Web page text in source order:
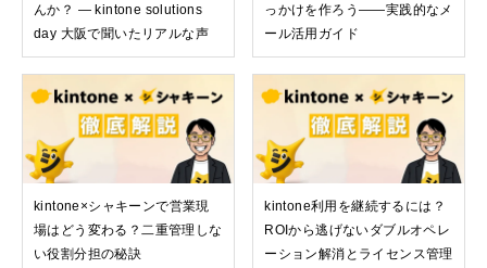
んか？ — kintone solutions
day 大阪で聞いたリアルな声
っかけを作ろう——実践的なメ
ール活用ガイド
kintone×シャキーンで営業現
場はどう変わる？二重管理しな
い役割分担の秘訣
kintone利用を継続するには？
ROIから逃げないダブルオペレ
ーション解消とライセンス管理